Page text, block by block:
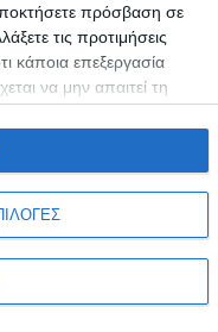
πρόσβαση σε
τις προτιμήσεις
κάποια επεξεργασία
να μην απαιτεί τη
μόνο για αυτόν
προτιμήσεις σας ή να
κάνοντας κλικ στο
ιστοσελίδας.
Rights Reserved.
Χρήσης